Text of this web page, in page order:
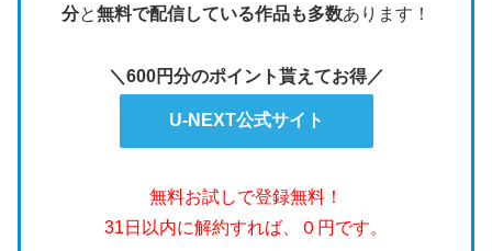
分と無料で配信している作品も多数あります！
＼600円分のポイント貰えてお得／
U-NEXT公式サイト
無料お試しで登録無料！
31日以内に解約すれば、０円です。